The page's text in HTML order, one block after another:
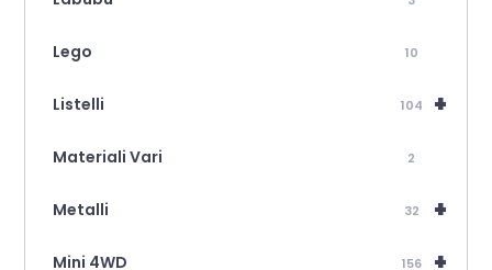
Lego 10
+
Listelli 104
Materiali Vari 2
+
Metalli 32
+
Mini 4WD 156